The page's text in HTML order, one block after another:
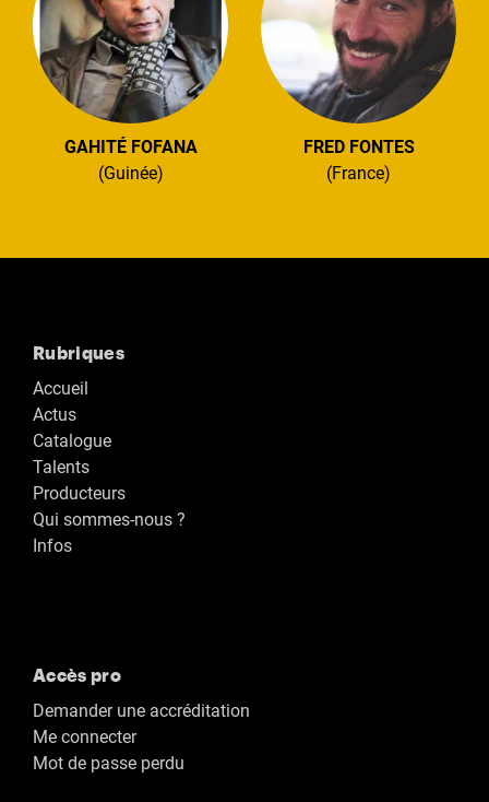
GAHITÉ FOFANA
(Guinée)
FRED FONTES
(France)
Rubriques
Accueil
Actus
Catalogue
Talents
Producteurs
Qui sommes-nous ?
Infos
Accès pro
Demander une accréditation
Me connecter
Mot de passe perdu